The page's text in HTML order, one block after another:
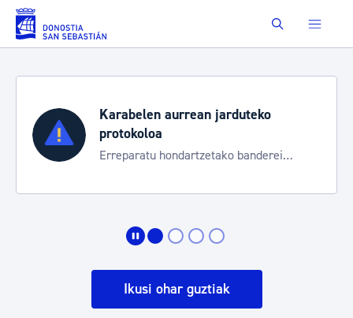
Eduki nagusira joan Buscar
Karabelen aurrean jarduteko
protokoloa
Erreparatu hondartzetako banderei
Ikusi ohar guztiak